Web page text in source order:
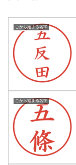
ごから始まる名字
ごから始まる名字